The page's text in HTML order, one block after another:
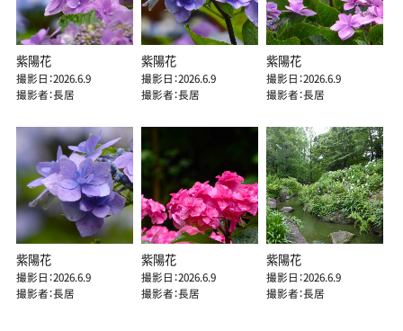
紫陽花
撮影日：2026.6.9
撮影者：長居
紫陽花
撮影日：2026.6.9
撮影者：長居
紫陽花
撮影日：2026.6.9
撮影者：長居
紫陽花
撮影日：2026.6.9
撮影者：長居
紫陽花
撮影日：2026.6.9
撮影者：長居
紫陽花
撮影日：2026.6.9
撮影者：長居